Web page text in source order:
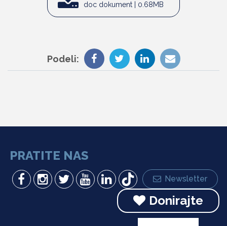
doc dokument | 0.68MB
Podeli:
PRATITE NAS
Newsletter
Donirajte